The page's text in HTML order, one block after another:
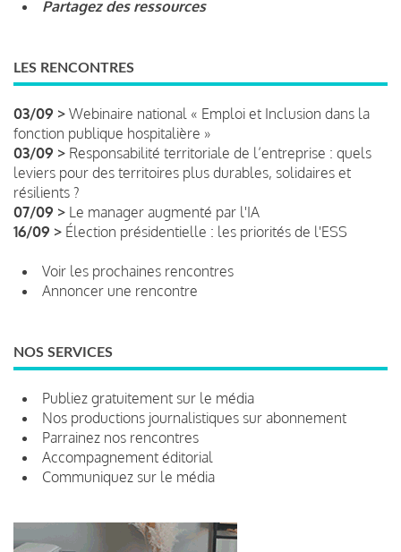
Partagez des ressources
LES RENCONTRES
03/09 > Webinaire national « Emploi et Inclusion dans la
fonction publique hospitalière »
03/09 > Responsabilité territoriale de l’entreprise : quels
leviers pour des territoires plus durables, solidaires et
résilients ?
07/09 > Le manager augmenté par l'IA
16/09 > Élection présidentielle : les priorités de l'ESS
Voir les prochaines rencontres
Annoncer une rencontre
NOS SERVICES
Publiez gratuitement sur le média
Nos productions journalistiques sur abonnement
Parrainez nos rencontres
Accompagnement éditorial
Communiquez sur le média